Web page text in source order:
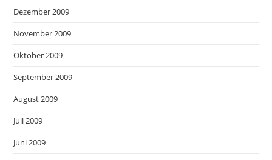
Dezember 2009
November 2009
Oktober 2009
September 2009
August 2009
Juli 2009
Juni 2009